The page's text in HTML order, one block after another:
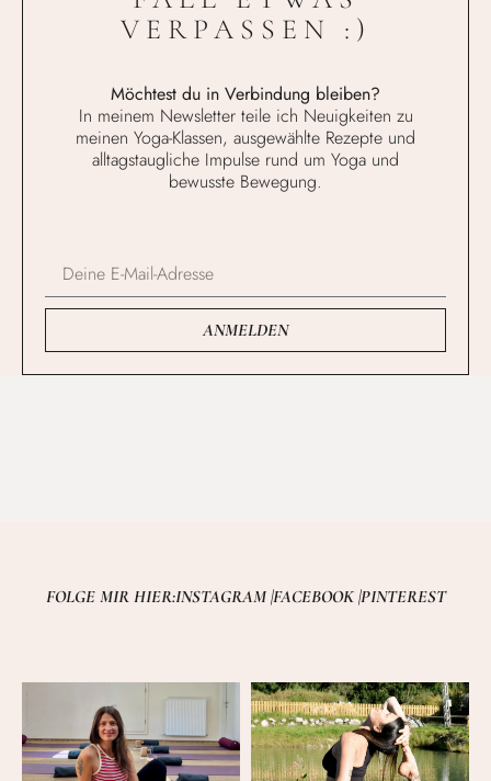
VERPASSEN :)
Möchtest du in Verbindung bleiben?
In meinem Newsletter teile ich Neuigkeiten zu
meinen Yoga-Klassen, ausgewählte Rezepte und
alltagstaugliche Impulse rund um Yoga und
bewusste Bewegung.
ANMELDEN
FOLGE MIR HIER:INSTAGRAM |FACEBOOK |PINTEREST